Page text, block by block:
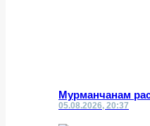
Мурманчанам
05.08.2026, 20:37